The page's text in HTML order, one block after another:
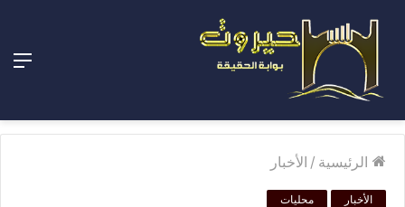
الرئيسية / الأخبار
الأخبار محليات